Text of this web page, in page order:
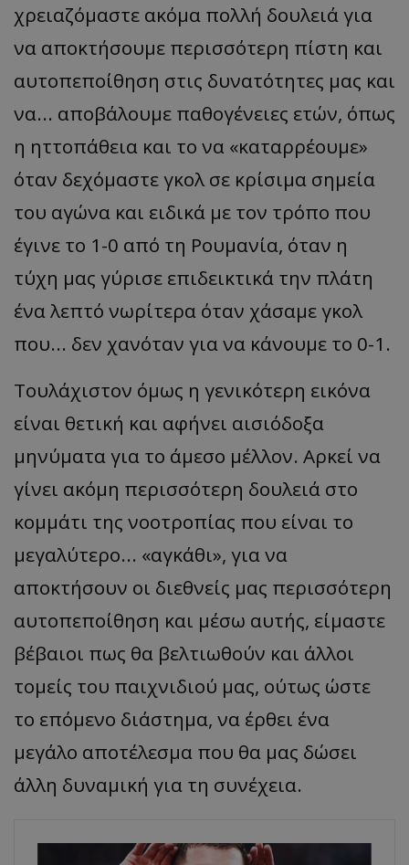
χρειαζόμαστε ακόμα πολλή δουλειά για
να αποκτήσουμε περισσότερη πίστη και
αυτοπεποίθηση στις δυνατότητες μας και
να... αποβάλουμε παθογένειες ετών, όπως
η ηττοπάθεια και το να «καταρρέουμε»
όταν δεχόμαστε γκολ σε κρίσιμα σημεία
του αγώνα και ειδικά με τον τρόπο που
έγινε το 1-0 από τη Ρουμανία, όταν η
τύχη μας γύρισε επιδεικτικά την πλάτη
ένα λεπτό νωρίτερα όταν χάσαμε γκολ
που... δεν χανόταν για να κάνουμε το 0-1.
Τουλάχιστον όμως η γενικότερη εικόνα
είναι θετική και αφήνει αισιόδοξα
μηνύματα για το άμεσο μέλλον. Αρκεί να
γίνει ακόμη περισσότερη δουλειά στο
κομμάτι της νοοτροπίας που είναι το
μεγαλύτερο... «αγκάθι», για να
αποκτήσουν οι διεθνείς μας περισσότερη
αυτοπεποίθηση και μέσω αυτής, είμαστε
βέβαιοι πως θα βελτιωθούν και άλλοι
τομείς του παιχνιδιού μας, ούτως ώστε
το επόμενο διάστημα, να έρθει ένα
μεγάλο αποτέλεσμα που θα μας δώσει
άλλη δυναμική για τη συνέχεια.